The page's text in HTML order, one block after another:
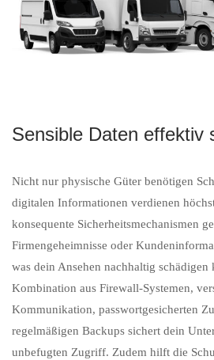
Sensible Daten effektiv
Nicht nur physische Güter benötigen
digitalen Informationen verdienen
konsequente Sicherheitsmechanismen
Firmengeheimnisse oder
was dein Ansehen nachhaltig schädigen
Kombination aus Firewall-Systemen,
Kommunikation, passwortgesicherten
regelmäßigen Backups sichert dein
unbefugten Zugriff. Zudem hilft die